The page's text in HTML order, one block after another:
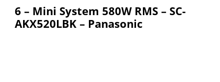
6 – Mini System 580W RMS – SC-
AKX520LBK – Panasonic